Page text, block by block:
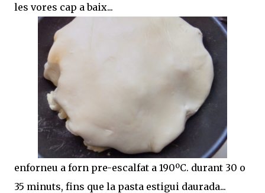
les vores cap a baix...
enforneu a forn pre-escalfat a 190ºC. durant 30 o
35 minuts, fins que la pasta estigui daurada...